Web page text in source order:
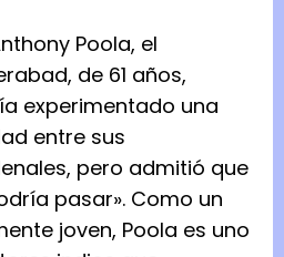
Poola, el
de 61 años,
experimentado una
entre sus
pero admitió que
pasar». Como un
joven, Poola es uno